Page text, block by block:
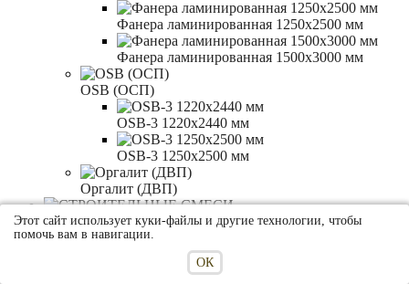
Фанера ламинированная 1250x2500 мм
Фанера ламинированная 1500x3000 мм
OSB (ОСП)
OSB-3 1220x2440 мм
OSB-3 1250x2500 мм
Оргалит (ДВП)
СТРОИТЕЛЬНЫЕ СМЕСИ
Этот сайт использует куки-файлы и другие технологии, чтобы
помочь вам в навигации.
ОК